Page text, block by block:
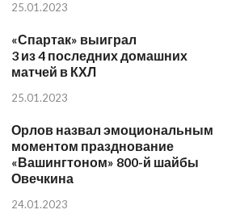
25.01.2023
«Спартак» выиграл
3 из 4 последних домашних
матчей в КХЛ
25.01.2023
Орлов назвал эмоциональным
моментом празднование
«Вашингтоном» 800-й шайбы
Овечкина
24.01.2023